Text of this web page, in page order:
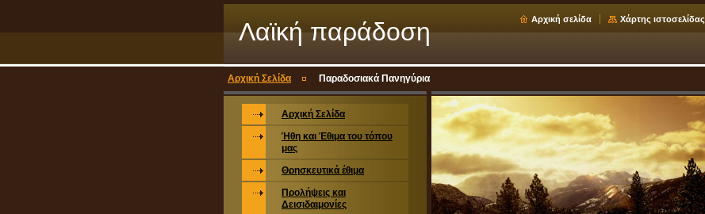
Λαϊκή παράδοση Αρχική σελίδα Χάρτης ιστοσελίδας
Αρχική Σελίδα Παραδοσιακά Πανηγύρια
Αρχική Σελίδα
Ήθη και Έθιμα του τόπου
μας
Θρησκευτικά έθιμα
Προλήψεις και
Δεισιδαιμονίες